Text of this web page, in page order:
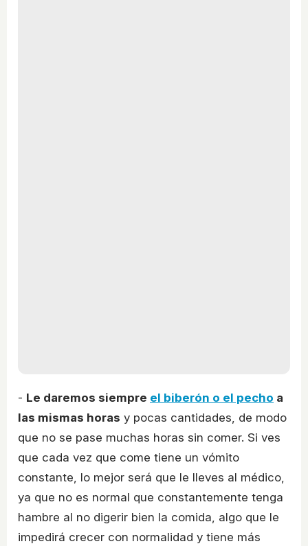
- Le daremos siempre el biberón o el pecho a
las mismas horas y pocas cantidades, de modo
que no se pase muchas horas sin comer. Si ves
que cada vez que come tiene un vómito
constante, lo mejor será que le lleves al médico,
ya que no es normal que constantemente tenga
hambre al no digerir bien la comida, algo que le
impedirá crecer con normalidad y tiene más